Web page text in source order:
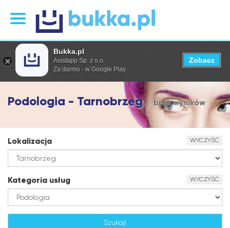
Podologia - Tarnobrzeg brak wyników
Lokalizacja WYCZYŚĆ
Kategoria usług WYCZYŚĆ
Bukka.pl
Asistapp Sp. z o.o.
Za darmo - w Google Play
Zobacz